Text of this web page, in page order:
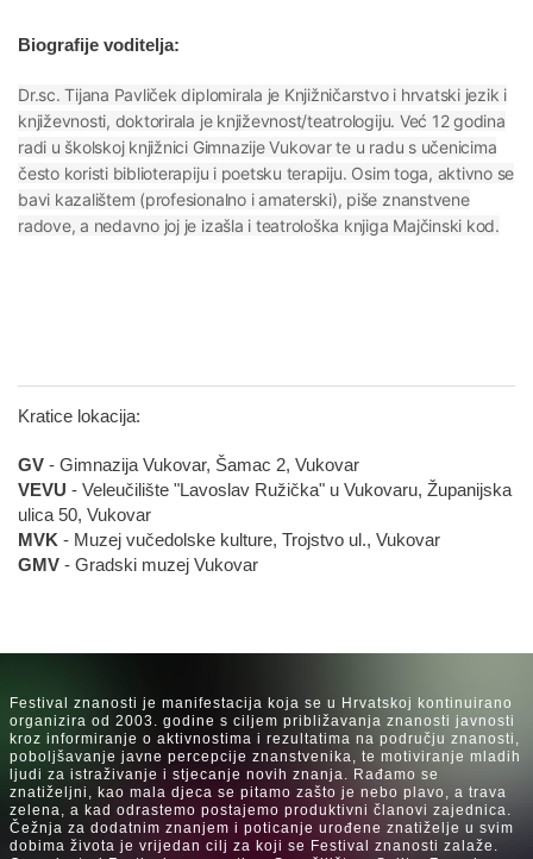
Biografije voditelja:
Dr.sc. Tijana Pavliček diplomirala je Knjižničarstvo i hrvatski jezik i
književnosti, doktorirala je književnost/teatrologiju. Već 12 godina
radi u školskoj knjižnici Gimnazije Vukovar te u radu s učenicima
često koristi biblioterapiju i poetsku terapiju. Osim toga, aktivno se
bavi kazalištem (profesionalno i amaterski), piše znanstvene
radove, a nedavno joj je izašla i teatrološka knjiga Majčinski kod.
Kratice lokacija:
GV - Gimnazija Vukovar, Šamac 2, Vukovar
VEVU - Veleučilište "Lavoslav Ružička" u Vukovaru, Županijska
ulica 50, Vukovar
MVK - Muzej vučedolske kulture, Trojstvo ul., Vukovar
GMV - Gradski muzej Vukovar
Festival znanosti je manifestacija koja se u Hrvatskoj kontinuirano
organizira od 2003. godine s ciljem približavanja znanosti javnosti
kroz informiranje o aktivnostima i rezultatima na području znanosti,
poboljšavanje javne percepcije znanstvenika, te motiviranje mladih
ljudi za istraživanje i stjecanje novih znanja. Rađamo se
znatiželjni, kao mala djeca se pitamo zašto je nebo plavo, a trava
zelena, a kad odrastemo postajemo produktivni članovi zajednica.
Čežnja za dodatnim znanjem i poticanje urođene znatiželje u svim
dobima života je vrijedan cilj za koji se Festival znanosti zalaže.